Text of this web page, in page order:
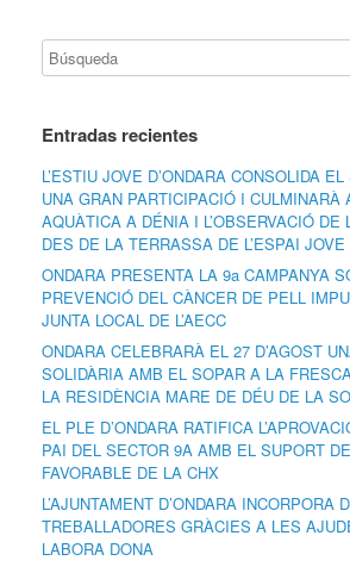
Entradas recientes
L’ESTIU JOVE D’ONDARA CONSOLIDA
UNA GRAN PARTICIPACIÓ I CULMINARÀ
AQUÀTICA A DÉNIA I L’OBSERVACIÓ DE
DES DE LA TERRASSA DE L’ESPAI JOVE
ONDARA PRESENTA LA 9a CAMPANYA
PREVENCIÓ DEL CÀNCER DE PELL
JUNTA LOCAL DE L’AECC
ONDARA CELEBRARÀ EL 27 D’AGOST
SOLIDÀRIA AMB EL SOPAR A LA
LA RESIDÈNCIA MARE DE DÉU DE LA
EL PLE D’ONDARA RATIFICA
PAI DEL SECTOR 9A AMB EL SUPORT
FAVORABLE DE LA CHX
L’AJUNTAMENT D’ONDARA INCORPORA
TREBALLADORES GRÀCIES A LES
LABORA DONA